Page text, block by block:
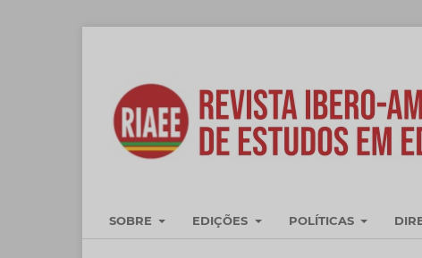
SOBRE EDIÇÕES POLÍTICAS